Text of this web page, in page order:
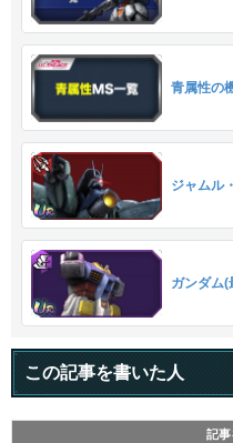
青属性の
ジャムル
ガンダム(
この記事を書いた人
記事